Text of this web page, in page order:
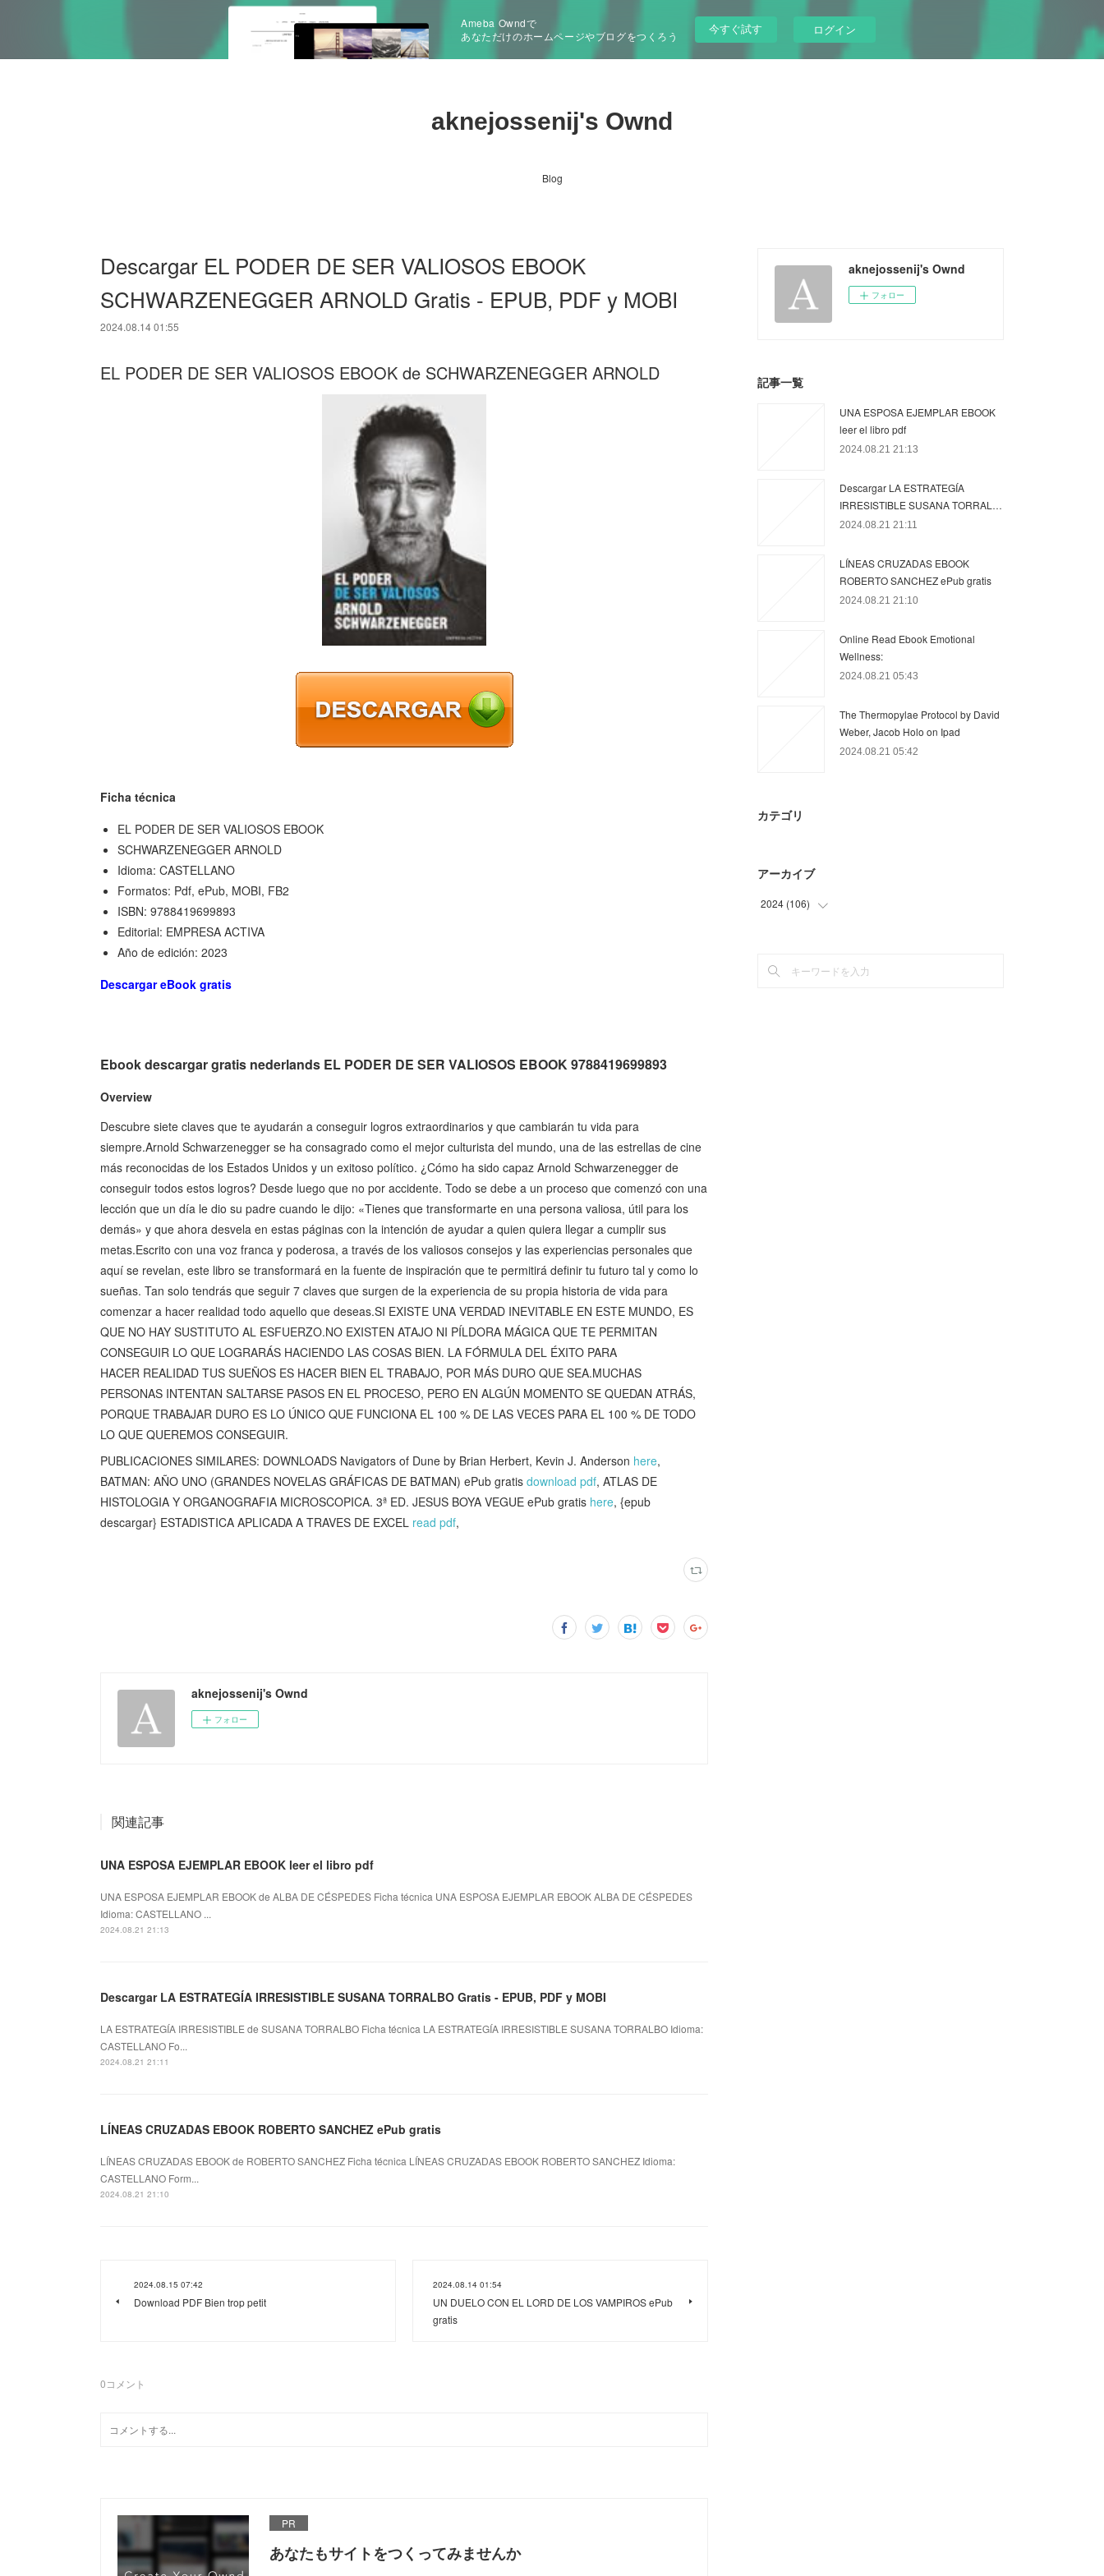
Ameba Owndで
あなただけのホームページやブログをつくろう
今すぐ試す ログイン
aknejossenij's Ownd
Blog
Descargar EL PODER DE SER VALIOSOS EBOOK
SCHWARZENEGGER ARNOLD Gratis - EPUB, PDF y MOBI
2024.08.14 01:55
EL PODER DE SER VALIOSOS EBOOK de SCHWARZENEGGER ARNOLD
Ficha técnica
EL PODER DE SER VALIOSOS EBOOK
SCHWARZENEGGER ARNOLD
Idioma: CASTELLANO
Formatos: Pdf, ePub, MOBI, FB2
ISBN: 9788419699893
Editorial: EMPRESA ACTIVA
Año de edición: 2023
Descargar eBook gratis
Ebook descargar gratis nederlands EL PODER DE SER VALIOSOS EBOOK 9788419699893
Overview
Descubre siete claves que te ayudarán a conseguir logros extraordinarios y que cambiarán tu vida para
siempre.Arnold Schwarzenegger se ha consagrado como el mejor culturista del mundo, una de las estrellas de cine
más reconocidas de los Estados Unidos y un exitoso político. ¿Cómo ha sido capaz Arnold Schwarzenegger de
conseguir todos estos logros? Desde luego que no por accidente. Todo se debe a un proceso que comenzó con una
lección que un día le dio su padre cuando le dijo: «Tienes que transformarte en una persona valiosa, útil para los
demás» y que ahora desvela en estas páginas con la intención de ayudar a quien quiera llegar a cumplir sus
metas.Escrito con una voz franca y poderosa, a través de los valiosos consejos y las experiencias personales que
aquí se revelan, este libro se transformará en la fuente de inspiración que te permitirá definir tu futuro tal y como lo
sueñas. Tan solo tendrás que seguir 7 claves que surgen de la experiencia de su propia historia de vida para
comenzar a hacer realidad todo aquello que deseas.SI EXISTE UNA VERDAD INEVITABLE EN ESTE MUNDO, ES
QUE NO HAY SUSTITUTO AL ESFUERZO.NO EXISTEN ATAJO NI PÍLDORA MÁGICA QUE TE PERMITAN
CONSEGUIR LO QUE LOGRARÁS HACIENDO LAS COSAS BIEN. LA FÓRMULA DEL ÉXITO PARA
HACER REALIDAD TUS SUEÑOS ES HACER BIEN EL TRABAJO, POR MÁS DURO QUE SEA.MUCHAS
PERSONAS INTENTAN SALTARSE PASOS EN EL PROCESO, PERO EN ALGÚN MOMENTO SE QUEDAN ATRÁS,
PORQUE TRABAJAR DURO ES LO ÚNICO QUE FUNCIONA EL 100 % DE LAS VECES PARA EL 100 % DE TODO
LO QUE QUEREMOS CONSEGUIR.
PUBLICACIONES SIMILARES: DOWNLOADS Navigators of Dune by Brian Herbert, Kevin J. Anderson here,
BATMAN: AÑO UNO (GRANDES NOVELAS GRÁFICAS DE BATMAN) ePub gratis download pdf, ATLAS DE
HISTOLOGIA Y ORGANOGRAFIA MICROSCOPICA. 3ª ED. JESUS BOYA VEGUE ePub gratis here, {epub
descargar} ESTADISTICA APLICADA A TRAVES DE EXCEL read pdf,
aknejossenij's Ownd
フォロー
関連記事
UNA ESPOSA EJEMPLAR EBOOK leer el libro pdf
UNA ESPOSA EJEMPLAR EBOOK de ALBA DE CÉSPEDES Ficha técnica UNA ESPOSA EJEMPLAR EBOOK ALBA DE CÉSPEDES
Idioma: CASTELLANO ...
2024.08.21 21:13
Descargar LA ESTRATEGÍA IRRESISTIBLE SUSANA TORRALBO Gratis - EPUB, PDF y MOBI
LA ESTRATEGÍA IRRESISTIBLE de SUSANA TORRALBO Ficha técnica LA ESTRATEGÍA IRRESISTIBLE SUSANA TORRALBO Idioma:
CASTELLANO Fo...
2024.08.21 21:11
LÍNEAS CRUZADAS EBOOK ROBERTO SANCHEZ ePub gratis
LÍNEAS CRUZADAS EBOOK de ROBERTO SANCHEZ Ficha técnica LÍNEAS CRUZADAS EBOOK ROBERTO SANCHEZ Idioma:
CASTELLANO Form...
2024.08.21 21:10
2024.08.15 07:42
Download PDF Bien trop petit
2024.08.14 01:54
UN DUELO CON EL LORD DE LOS VAMPIROS ePub
gratis
0コメント
PR
あなたもサイトをつくってみませんか
aknejossenij's Ownd
フォロー
記事一覧
UNA ESPOSA EJEMPLAR EBOOK
leer el libro pdf
2024.08.21 21:13
Descargar LA ESTRATEGÍA
IRRESISTIBLE SUSANA TORRAL…
2024.08.21 21:11
LÍNEAS CRUZADAS EBOOK
ROBERTO SANCHEZ ePub gratis
2024.08.21 21:10
Online Read Ebook Emotional
Wellness:
2024.08.21 05:43
The Thermopylae Protocol by David
Weber, Jacob Holo on Ipad
2024.08.21 05:42
カテゴリ
アーカイブ
2024 (106)